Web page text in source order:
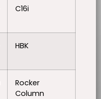
C16i
HBK
Rocker
Column